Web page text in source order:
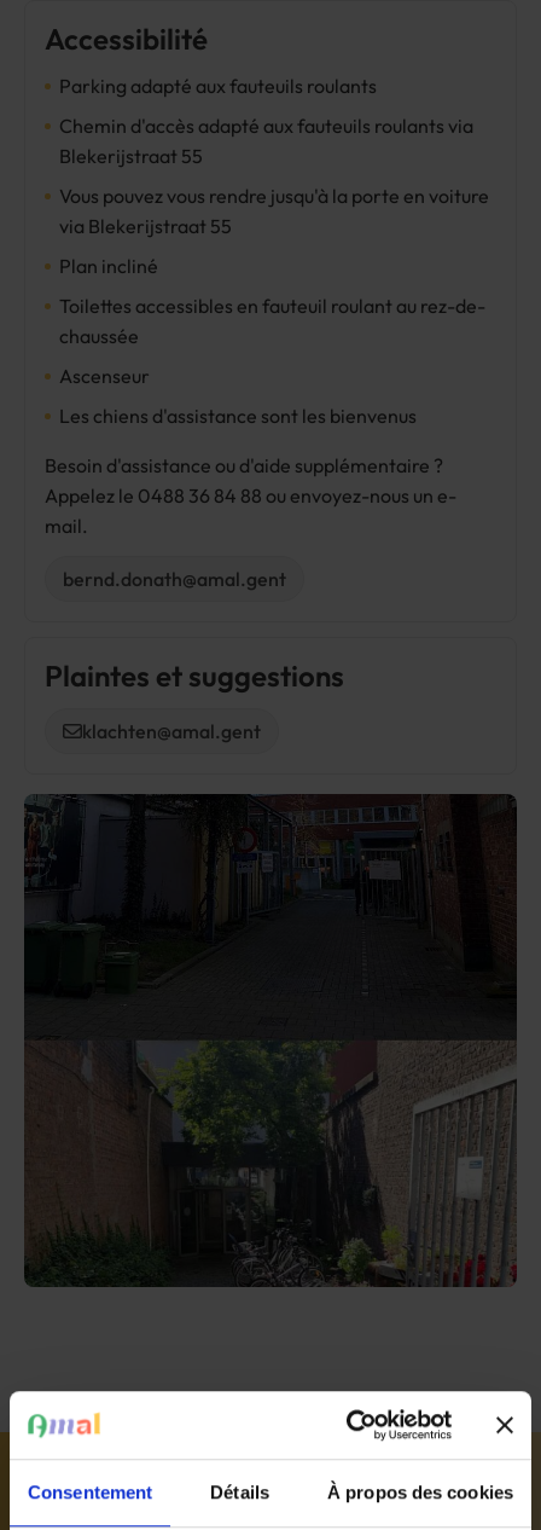
Consentement Détails À propos des cookies
Accessibilité
Parking adapté aux fauteuils roulants
Chemin d'accès adapté aux fauteuils roulants via
Blekerijstraat 55
Vous pouvez vous rendre jusqu'à la porte en voiture
via Blekerijstraat 55
Plan incliné
Toilettes accessibles en fauteuil roulant au rez-de-
chaussée
Ascenseur
Les chiens d'assistance sont les bienvenus
Besoin d'assistance ou d'aide supplémentaire ?
Appelez le 0488 36 84 88 ou envoyez-nous un e-
mail.
bernd.donath@amal.gent
Plaintes et suggestions
klachten@amal.gent